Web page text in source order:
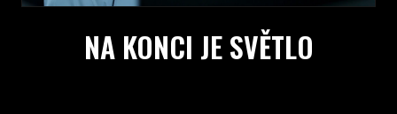
NA KONCI JE SVĚTLO